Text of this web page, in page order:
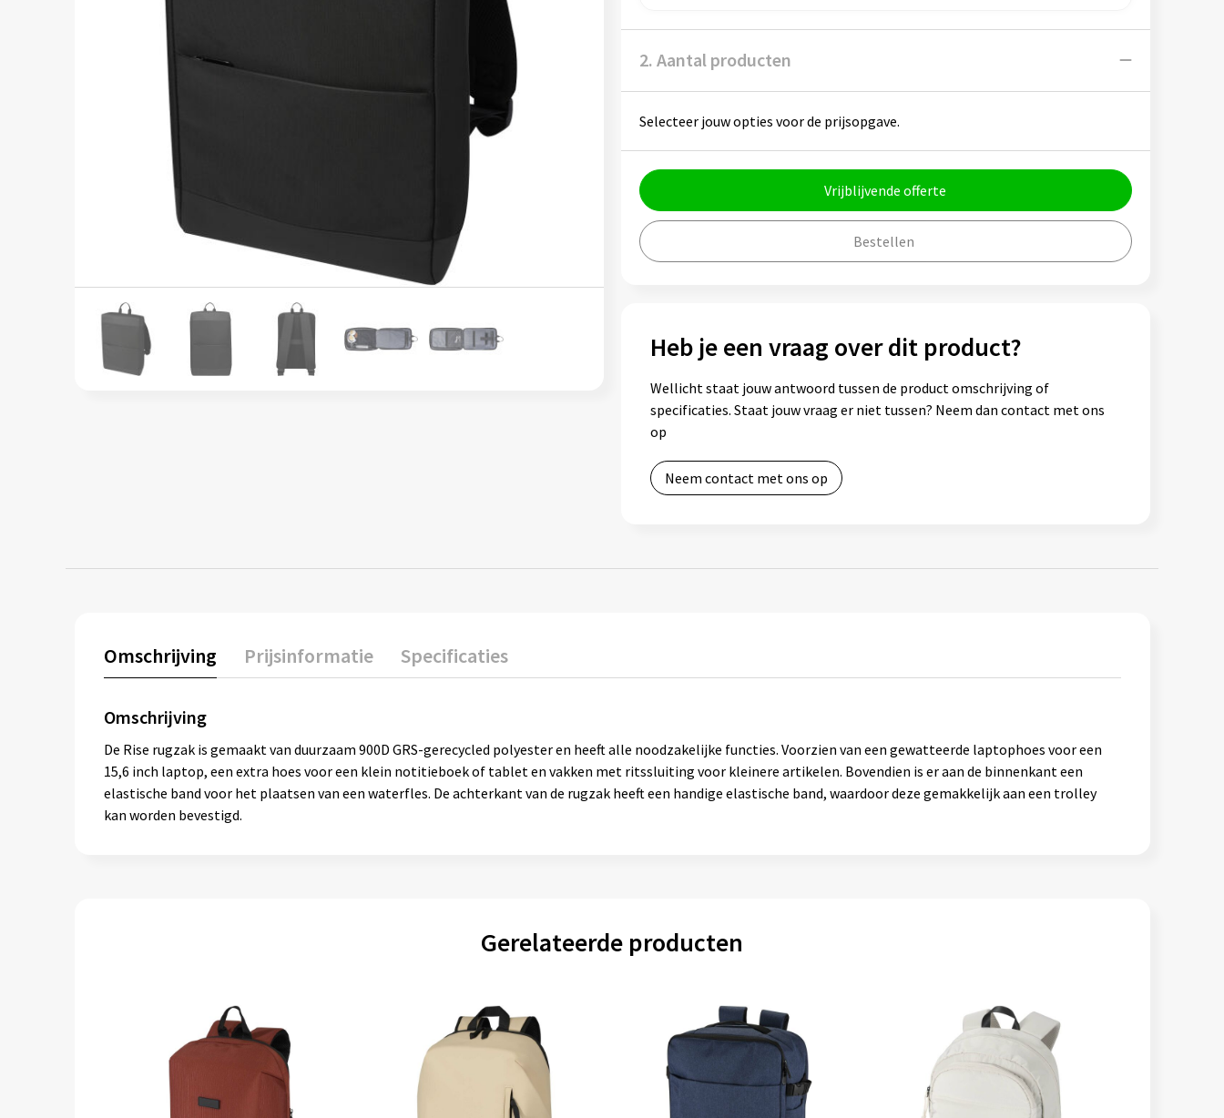
2. Aantal producten
Selecteer jouw opties voor de prijsopgave.
Vrijblijvende offerte
Bestellen
Heb je een vraag over dit product?
Wellicht staat jouw antwoord tussen de product omschrijving of
specificaties. Staat jouw vraag er niet tussen? Neem dan contact met ons
op
Neem contact met ons op
Omschrijving Prijsinformatie Specificaties
Omschrijving
De Rise rugzak is gemaakt van duurzaam 900D GRS-gerecycled polyester en heeft alle noodzakelijke functies. Voorzien van een gewatteerde laptophoes voor een
15,6 inch laptop, een extra hoes voor een klein notitieboek of tablet en vakken met ritssluiting voor kleinere artikelen. Bovendien is er aan de binnenkant een
elastische band voor het plaatsen van een waterfles. De achterkant van de rugzak heeft een handige elastische band, waardoor deze gemakkelijk aan een trolley
kan worden bevestigd.
Gerelateerde producten